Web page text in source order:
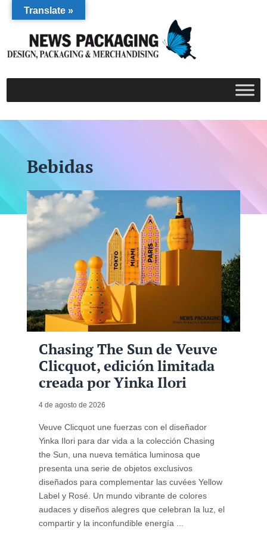
Bebidas
Chasing The Sun de Veuve
Clicquot, edición limitada
creada por Yinka Ilori
4 de agosto de 2026
Veuve Clicquot une fuerzas con el diseñador
Yinka Ilori para dar vida a la colección Chasing
the Sun, una nueva temática luminosa que
presenta una serie de objetos exclusivos
diseñados para complementar las cuvées Yellow
Label y Rosé. Un mundo vibrante de colores
audaces y diseños alegres que celebran la luz, el
compartir y la inconfundible energía ...
Translate »